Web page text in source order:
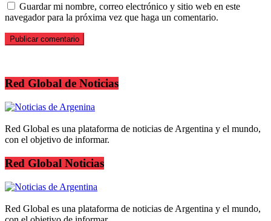
Guardar mi nombre, correo electrónico y sitio web en este
navegador para la próxima vez que haga un comentario.
Red Global de Noticias
Red Global es una plataforma de noticias de Argentina y el mundo,
con el objetivo de informar.
Red Global Noticias
Red Global es una plataforma de noticias de Argentina y el mundo,